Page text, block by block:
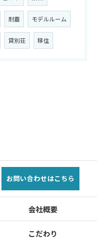
耐震 モデルルーム
貸別荘 移住
お問い合わせはこちら
会社概要
こだわり